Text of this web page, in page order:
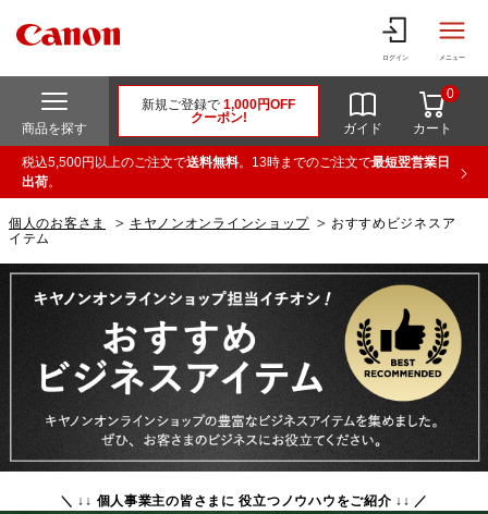
ログイン メニュー
商品を探す
新規ご登録で 1,000円OFF
クーポン!
ガイド カート
0
税込5,500円以上のご注文で送料無料。13時までのご注文で最短翌営業日
出荷。
個人のお客さま キヤノンオンラインショップ
おすすめビジネスア
イテム
＼ ↓↓ 個人事業主の皆さまに 役立つノウハウをご紹介 ↓↓ ／